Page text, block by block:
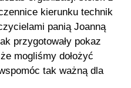
kierunku technik
panią Joanną
przygotowały pokaz
mogliśmy dołożyć
tak ważną dla